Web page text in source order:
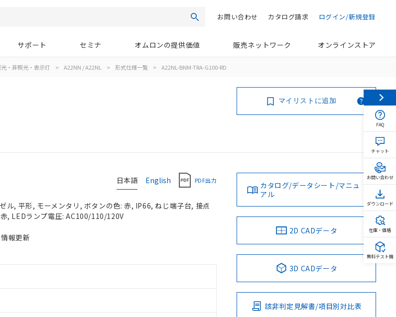
検索 ログイン/新規登録
カタログ請求
お問い合わせ
サポート セミナ オムロンの提供価値 販売ネットワーク オンラインストア
・非照光・表示灯 > A22NN / A22NL > 形式仕様一覧 > A22NL-BNM-TRA-G100-RD
マイリストに追加
日本語 English PDF出力
ル, 平形, モーメンタリ, ボタンの色: 赤, IP66, ねじ端子台, 接点
, LEDランプ電圧: AC100/110/120V
報更新
カタログ/データシート/マニュ
アル
2D CADデータ
3D CADデータ
該非判定見解書/項目別対比表
FAQ
チャット
お問い合わせ
ダウンロード
在庫・価格
無料テスト機